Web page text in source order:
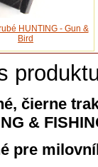
čierne
&
pre